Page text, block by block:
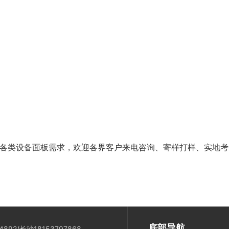
类设备面板需求，欢迎各界客户来电咨询、寄样打样、实地